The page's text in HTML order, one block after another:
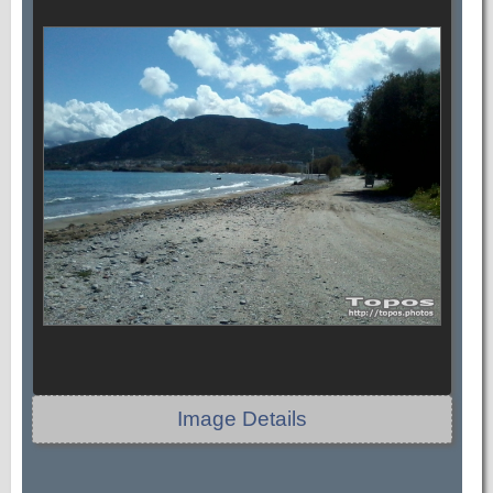
Image Details